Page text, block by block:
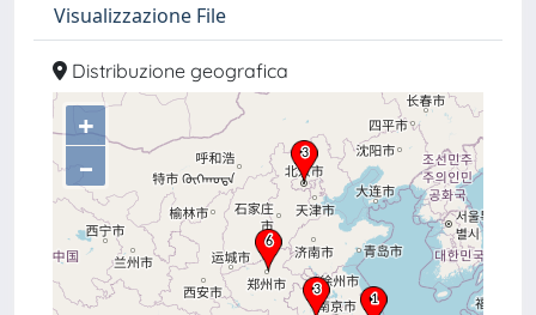
Visualizzazione File
Distribuzione geografica
+
–